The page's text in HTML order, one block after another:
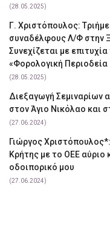
(28.05.2025)
Γ. Χριστόπουλος:
συναδέλφους Λ/Φ στην
Συνεχίζεται με
«Φορολογική Περιοδεία
(28.05.2025)
Διεξαγωγή Σεμιναρίων
στον Άγιο Νικόλαο και
(27.06.2024)
Γιώργος
Κρήτης με το ΟΕΕ αύριο
οδοιπορικό μου
(27.06.2024)